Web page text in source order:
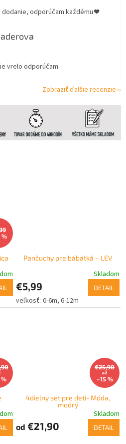
%
Pančuchy pre bábätká – LEV
Skladom
€5,99 DETAIL
0-6m 6-12m
%
€25,90
až
–15 %
4dielny set pre deti- Móda,
modrý
Skladom
od €21,90 DETAIL
odporúčam každému ❤️
je 5 z 5 hviezdičiek.
vrelo odporúčam.
Zobraziť ďalšie recenzie